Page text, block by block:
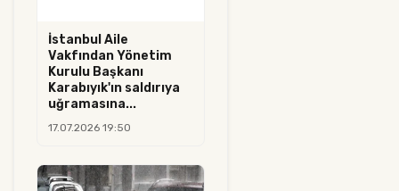
İstanbul Aile
Vakfından Yönetim
Kurulu Başkanı
Karabıyık'ın saldırıya
uğramasına...
17.07.2026 19:50